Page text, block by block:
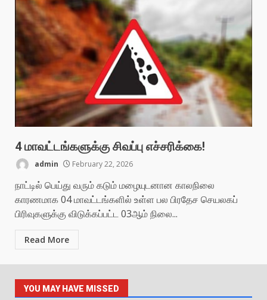
4 மாவட்டங்களுக்கு சிவப்பு எச்சரிக்கை!
admin February 22, 2026
நாட்டில் பெய்து வரும் கடும் மழையுடனான காலநிலை
காரணமாக 04 மாவட்டங்களில் உள்ள பல பிரதேச செயலகப்
பிரிவுகளுக்கு விடுக்கப்பட்ட 03ஆம் நிலை...
Read More
YOU MAY HAVE MISSED